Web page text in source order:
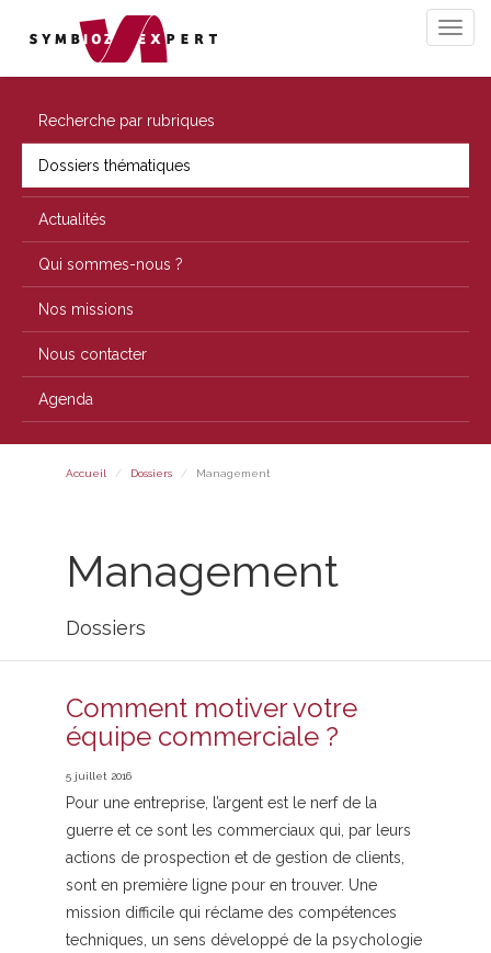
Recherche par rubriques
Dossiers thématiques
Actualités
Qui sommes-nous ?
Nos missions
Nous contacter
Agenda
Accueil Dossiers Management
Management
Dossiers
Comment motiver votre
équipe commerciale ?
5 juillet 2016
Pour une entreprise, l’argent est le nerf de la
guerre et ce sont les commerciaux qui, par leurs
actions de prospection et de gestion de clients,
sont en première ligne pour en trouver. Une
mission difficile qui réclame des compétences
techniques, un sens développé de la psychologie